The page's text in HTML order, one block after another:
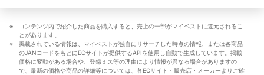
コンテンツ内で紹介した商品を購入すると、売上の一部がマイベストに還元されるこ
とがあります。
掲載されている情報は、マイベストが独自にリサーチした時点の情報、または各商品
のJANコードをもとにECサイトが提供するAPIを使用し自動で生成しています。掲載
価格に変動がある場合や、登録ミス等の理由により情報が異なる場合がありますの
で、最新の価格や商品の詳細等については、各ECサイト・販売店・メーカーよりご確